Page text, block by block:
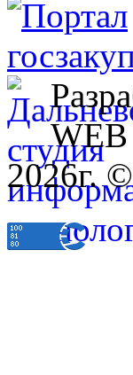
WEB
2026г.